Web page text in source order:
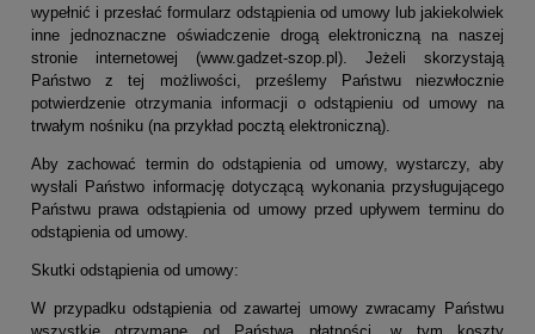
wypełnić i przesłać formularz odstąpienia od umowy lub jakiekolwiek
inne jednoznaczne oświadczenie drogą elektroniczną na naszej
stronie internetowej (www.gadzet-szop.pl). Jeżeli skorzystają
Państwo z tej możliwości, prześlemy Państwu niezwłocznie
potwierdzenie otrzymania informacji o odstąpieniu od umowy na
trwałym nośniku (na przykład pocztą elektroniczną).
Aby zachować termin do odstąpienia od umowy, wystarczy, aby
wysłali Państwo informację dotyczącą wykonania przysługującego
Państwu prawa odstąpienia od umowy przed upływem terminu do
odstąpienia od umowy.
Skutki odstąpienia od umowy:
W przypadku odstąpienia od zawartej umowy zwracamy Państwu